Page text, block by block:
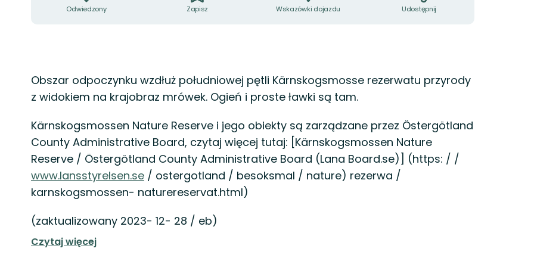
Odwiedzony Zapisz Wskazówki dojazdu Udostępnij
Opis
Obszar odpoczynku wzdłuż południowej pętli Kärnskogsmosse rezerwatu przyrody
z widokiem na krajobraz mrówek. Ogień i proste ławki są tam.
Kärnskogsmossen Nature Reserve i jego obiekty są zarządzane przez Östergötland
County Administrative Board, czytaj więcej tutaj: [Kärnskogsmossen Nature
Reserve / Östergötland County Administrative Board (Lana Board.se)] (https: / /
www.lansstyrelsen.se / ostergotland / besoksmal / nature) rezerwa /
karnskogsmossen- naturereservat.html)
(zaktualizowany 2023- 12- 28 / eb)
Czytaj więcej